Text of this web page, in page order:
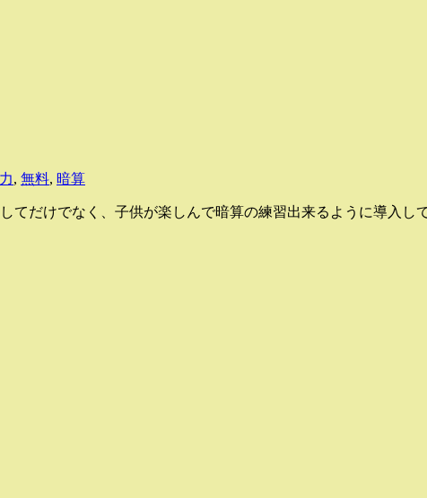
, 無料, 暗算
てだけでなく、子供が楽しんで暗算の練習出来るように導入し